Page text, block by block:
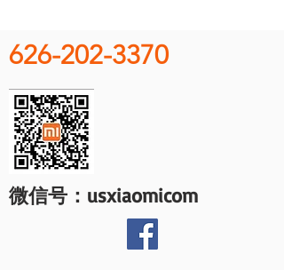
626-202-3370
微信号：usxiaomicom